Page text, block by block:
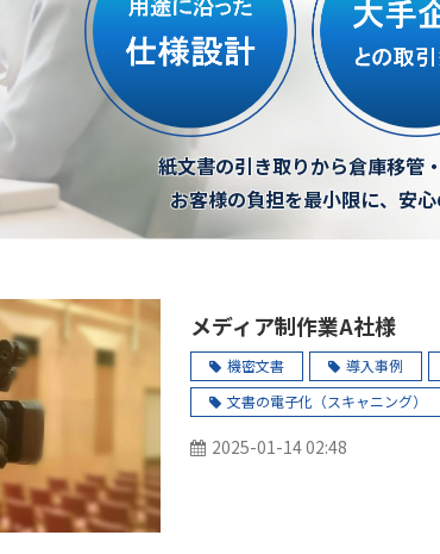
紙文書の引き取りから倉庫移管
お客様の負担を最小限に、安
メディア制作業A社様
機密文書 導入事例
文書の電子化（スキャニング）
2025-01-14 02:48